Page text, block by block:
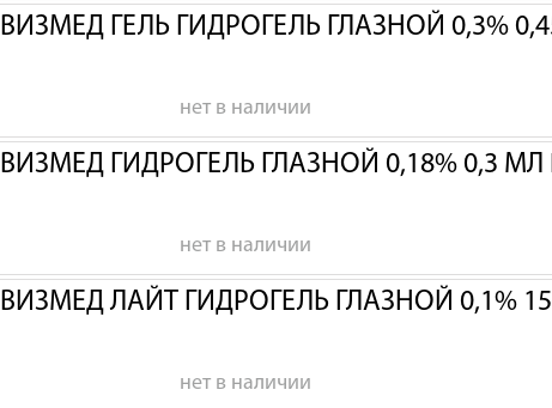
ВИЗМЕД ГЕЛЬ ГИДРОГЕЛЬ ГЛАЗНОЙ 0,3%
нет в наличии
ВИЗМЕД ГИДРОГЕЛЬ ГЛАЗНОЙ 0,18% 0,3
нет в наличии
ВИЗМЕД ЛАЙТ ГИДРОГЕЛЬ ГЛАЗНОЙ 0,1%
нет в наличии